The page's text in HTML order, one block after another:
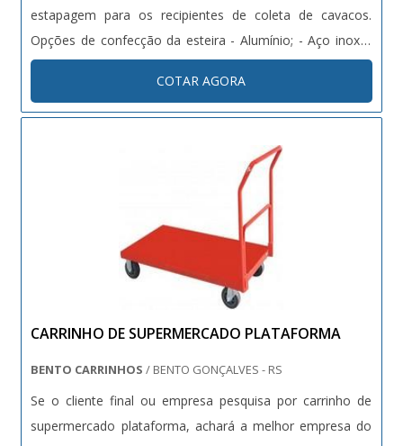
estapagem para os recipientes de coleta de cavacos.
Opções de confecção da esteira - Alumínio; - Aço inox; -
Correias em PVC; - Correias sanitárias; - Correias
modulares; - Correias plásticas. Informações importantes
de segurança Os ....
COTAR AGORA
CARRINHO DE SUPERMERCADO PLATAFORMA
BENTO CARRINHOS / BENTO GONÇALVES - RS
Se o cliente final ou empresa pesquisa por carrinho de
supermercado plataforma, achará a melhor empresa do